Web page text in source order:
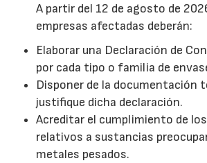
A partir del 12 de agosto de
empresas afectadas deberán:
Elaborar una Declaración de
por cada tipo o familia de
Disponer de la documentación
justifique dicha declaración.
Acreditar el cumplimiento de
relativos a sustancias
metales pesados.